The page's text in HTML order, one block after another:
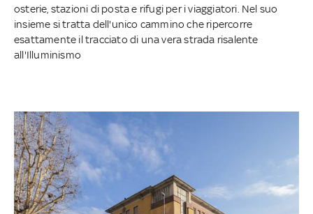
osterie, stazioni di posta e rifugi per i viaggiatori. Nel suo
insieme si tratta dell'unico cammino che ripercorre
esattamente il tracciato di una vera strada risalente
all'Illuminismo